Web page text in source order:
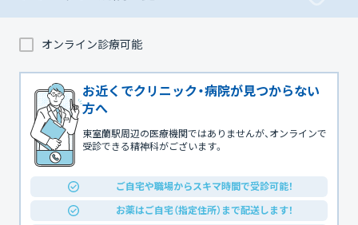
オンライン診療可能
お近くでクリニック・病院が見つからない
方へ
東室蘭駅周辺の医療機関ではありませんが、オンラインで
受診できる精神科がございます。
ご自宅や職場からスキマ時間で受診可能！
お薬はご自宅（指定住所）まで配送します！